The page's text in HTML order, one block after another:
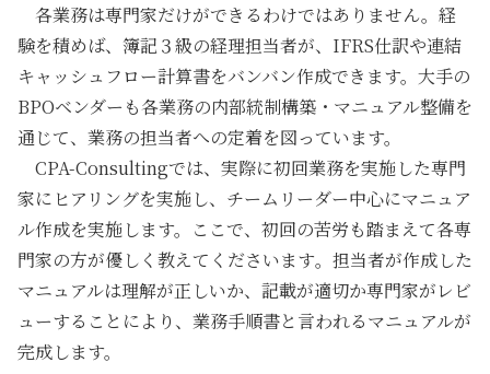
各業務は専門家だけができるわけではありません。経
験を積めば、簿記３級の経理担当者が、IFRS仕訳や連結
キャッシュフロー計算書をバンバン作成できます。大手の
BPOベンダーも各業務の内部統制構築・マニュアル整備を
通じて、業務の担当者への定着を図っています。
CPA-Consultingでは、実際に初回業務を実施した専門
家にヒアリングを実施し、チームリーダー中心にマニュア
ル作成を実施します。ここで、 初回の苦労も踏まえて各専
門家の方が優しく教えてくださいます。 担当者が作成した
マニュアルは理解が正しいか、記載が適切か専門家がレビ
ューすることにより、業務手順書と言われるマニュアルが
完成します。